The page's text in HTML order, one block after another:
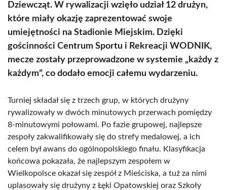
Dziewcząt. W rywalizacji wzięło udział 12 drużyn,
które miały okazję zaprezentować swoje
umiejętności na Stadionie Miejskim. Dzięki
gościnności Centrum Sportu i Rekreacji WODNIK,
mecze zostały przeprowadzone w systemie „każdy z
każdym”, co dodało emocji całemu wydarzeniu.
Turniej składał się z trzech grup, w których drużyny
rywalizowały w dwóch minutowych przerwach pomiędzy
8-minutowymi połowami. Po fazie grupowej, najlepsze
zespoły zakwalifikowały się do strefy medalowej, a ich
celem był awans do ogólnopolskiego finału. Klasyfikacja
końcowa pokazała, że najlepszym zespołem w
Wielkopolsce okazał się zespół z Mieściska, a tuż za nimi
uplasowały się drużyny z Łęki Opatowskiej oraz Szkoły